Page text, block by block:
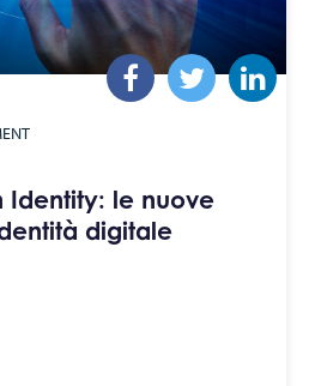
Identity: le nuove
digitale